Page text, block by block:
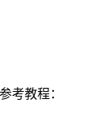
考教程：